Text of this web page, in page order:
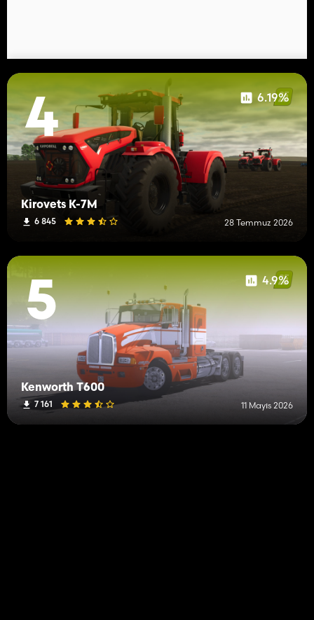
4 6.19%
Kirovets K-7M
6 845 28 Temmuz 2026
5 4.9%
Kenworth T600
7 161 11 Mayıs 2026